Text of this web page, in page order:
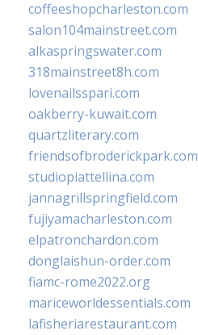
coffeeshopcharleston.com
salon104mainstreet.com
alkaspringswater.com
318mainstreet8h.com
lovenailsspari.com
oakberry-kuwait.com
quartzliterary.com
friendsofbroderickpark.com
studiopiattellina.com
jannagrillspringfield.com
fujiyamacharleston.com
elpatronchardon.com
donglaishun-order.com
fiamc-rome2022.org
mariceworldessentials.com
lafisheriarestaurant.com